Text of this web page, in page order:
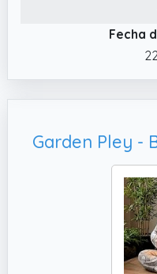
Fecha